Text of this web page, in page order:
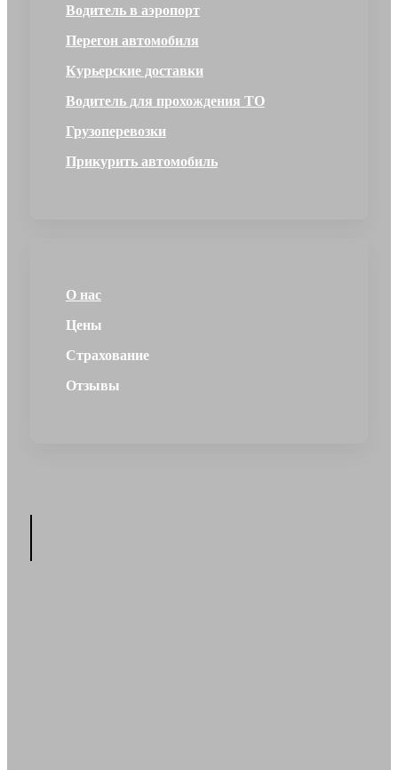
Водитель в аэропорт
Перегон автомобиля
Курьерские доставки
Водитель для прохождения ТО
Грузоперевозки
Прикурить автомобиль
О нас
Цены
Страхование
Отзывы